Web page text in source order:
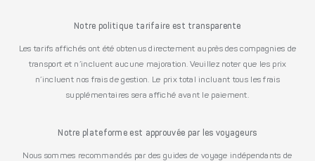
Notre politique tarifaire est transparente
Les tarifs affichés ont été obtenus directement auprès des compagnies de
transport et n’incluent aucune majoration. Veuillez noter que les prix
n’incluent nos frais de gestion. Le prix total incluant tous les frais
supplémentaires sera affiché avant le paiement.
Notre plateforme est approuvée par les voyageurs
Nous sommes recommandés par des guides de voyage indépendants de